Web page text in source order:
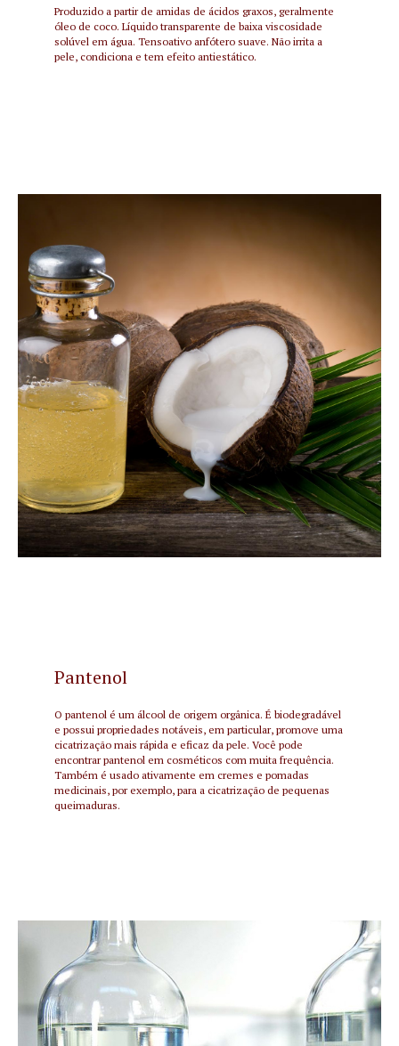
Produzido a partir de amidas de ácidos graxos, geralmente
óleo de coco. Líquido transparente de baixa viscosidade
solúvel em água. Tensoativo anfótero suave. Não irrita a
pele, condiciona e tem efeito antiestático.
Pantenol
O pantenol é um álcool de origem orgânica. É biodegradável
e possui propriedades notáveis, em particular, promove uma
cicatrização mais rápida e eficaz da pele. Você pode
encontrar pantenol em cosméticos com muita frequência.
Também é usado ativamente em cremes e pomadas
medicinais, por exemplo, para a cicatrização de pequenas
queimaduras.